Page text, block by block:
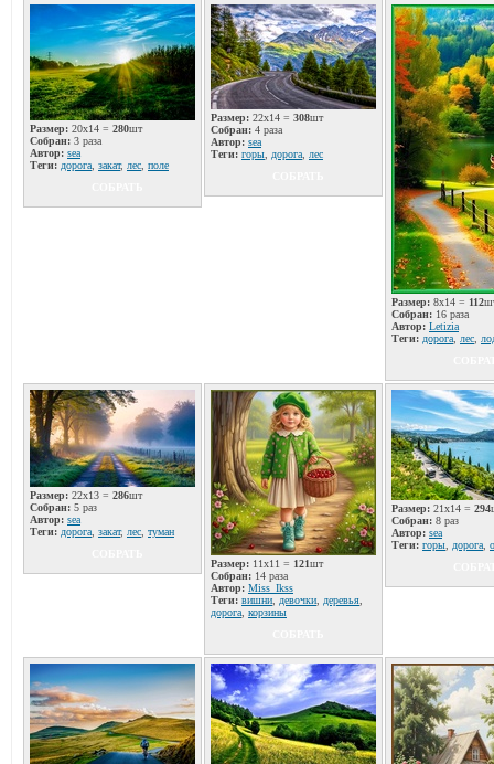
Размер: 20x14 = 280шт
Собран: 3 раза
Автор: sea
Теги: дорога закат, лес поле
Размер: 22x14 = 308шт
Собран: 4 раза
Автор: sea
Теги: горы дорога
лес
Размер: 8x14 = 112
Собран: 16 раза
Автор: Letizia
Теги: дорога лес
Размер: 22x13 = 286шт
Собран: 5 раз
Автор: sea
Теги: дорога закат, лес туман
Размер: 11x11 = 121шт
Собран: 14 раза
Автор: Miss_Ikss
Теги: вишни девочки деревья
дорога корзины
Размер: 21x14 = 294
Собран: 8 раз
Автор: sea
Теги: горы дорога